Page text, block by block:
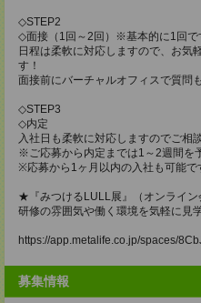
◇STEP2
◇面接（1回～2回）※基本的に1回で
日程は柔軟に対応しますので、お気
す！
面接前にバーチャルオフィスで質問
◇STEP3
◇内定
入社日も柔軟に対応しますのでご相
※ご応募から内定までは1～2週間を
※応募から1ヶ月以内の入社も可能で
★『みつけるLULL展』（オンライン
研修の雰囲気や働く環境を気軽に見
https://app.metalife.co.jp/spaces/
募集情報